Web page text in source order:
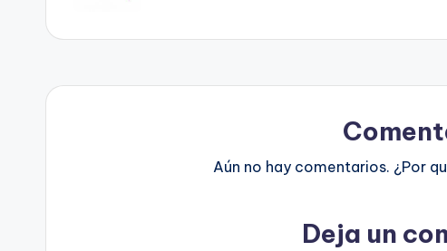
Aún no hay comentarios. ¿Por
Deja un